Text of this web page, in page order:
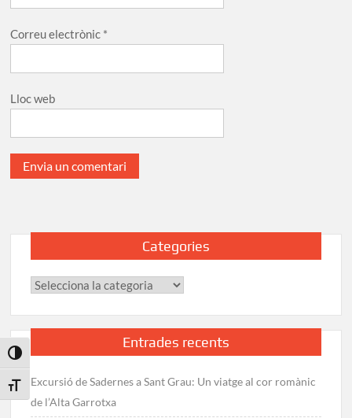
Toggle High Contrast
Toggle Font size
Correu electrònic *
Lloc web
Categories
Categories
Entrades recents
Excursió de Sadernes a Sant Grau: Un viatge al cor romànic
de l’Alta Garrotxa